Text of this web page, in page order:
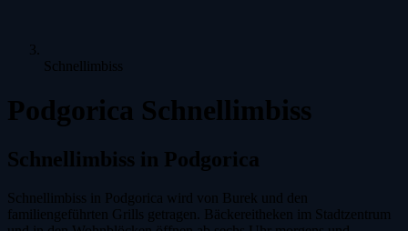
Schnellimbiss
Podgorica Schnellimbiss
Schnellimbiss in Podgorica
Schnellimbiss in Podgorica wird von Burek und den
familiengeführten Grills getragen. Bäckereitheken im Stadtzentrum